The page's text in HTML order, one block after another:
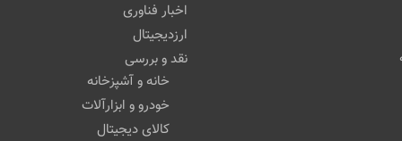
اخبار فناوری
ارزدیجیتال
نقد و بررسی
خانه و آشپزخانه
خودرو و ابزارآلات
کالای دیجیتال